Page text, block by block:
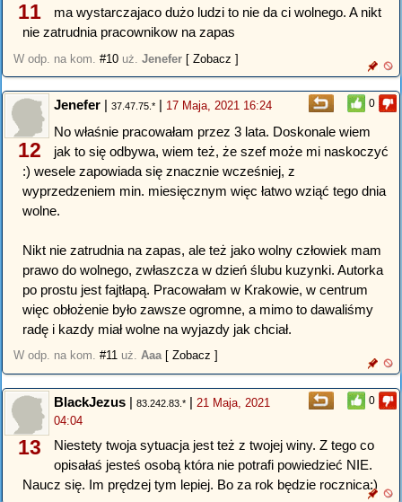
11
ma wystarczajaco dużo ludzi to nie da ci wolnego. A nikt
nie zatrudnia pracownikow na zapas
W odp. na kom. #10 uż. Jenefer [ Zobacz ]
0
12
Jenefer | 37.47.75.* | 17 Maja, 2021 16:24
No właśnie pracowałam przez 3 lata. Doskonale wiem
jak to się odbywa, wiem też, że szef może mi naskoczyć
:) wesele zapowiada się znacznie wcześniej, z
wyprzedzeniem min. miesięcznym więc łatwo wziąć tego dnia
wolne.
Nikt nie zatrudnia na zapas, ale też jako wolny człowiek mam
prawo do wolnego, zwłaszcza w dzień ślubu kuzynki. Autorka
po prostu jest fajtłapą. Pracowałam w Krakowie, w centrum
więc obłożenie było zawsze ogromne, a mimo to dawaliśmy
radę i kazdy miał wolne na wyjazdy jak chciał.
W odp. na kom. #11 uż. Aaa [ Zobacz ]
0
13
BlackJezus | 83.242.83.* | 21 Maja, 2021
04:04
Niestety twoja sytuacja jest też z twojej winy. Z tego co
opisałaś jesteś osobą która nie potrafi powiedzieć NIE.
Naucz się. Im prędzej tym lepiej. Bo za rok będzie rocznica:)